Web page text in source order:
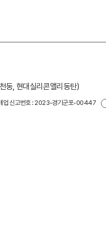
동, 현대실리콘앨리동탄)
업 신고번호 : 2023-경기군포-00447